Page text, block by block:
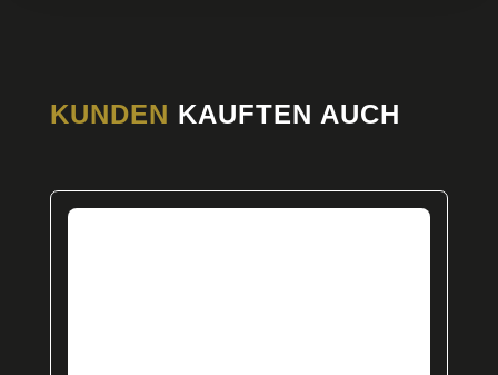
KUNDEN KAUFTEN AUCH